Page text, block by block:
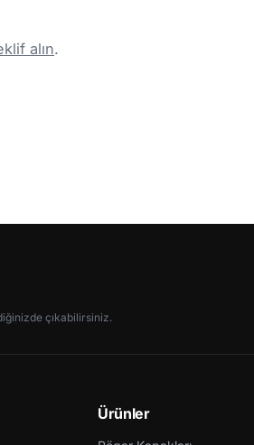
alın.
çıkabilirsiniz.
Ürünler